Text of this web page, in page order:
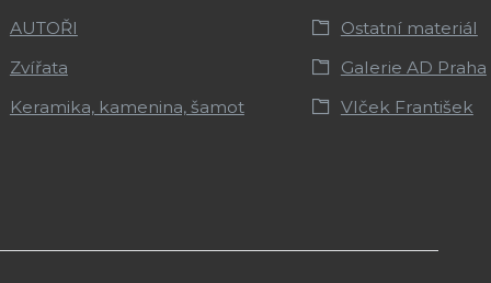
AUTOŘI
Ostatní materiál
Zvířata
Galerie AD Praha
Keramika, kamenina, šamot
Vlček František